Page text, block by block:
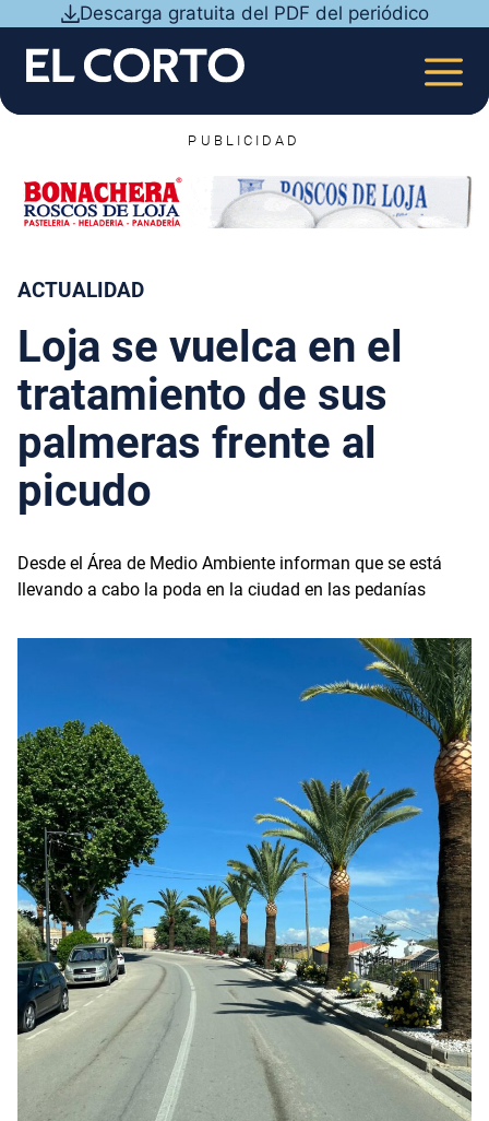
contenido
Descarga gratuita del PDF del periódico
PUBLICIDAD
ACTUALIDAD
Loja se vuelca en el
tratamiento de sus
palmeras frente al
picudo
Desde el Área de Medio Ambiente informan que se está
llevando a cabo la poda en la ciudad en las pedanías